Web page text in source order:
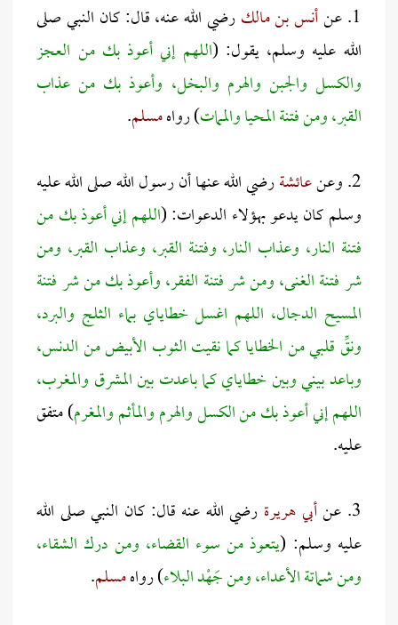
1. عن
أنس بن مالكرضي الله عنه، قال: كان النبي صلى
الله عليه وسلم، يقول: (اللهم إني أعوذ بك من العجز
والكسل والجبن والهرم والبخل، وأعوذ بك من عذاب
القبر، ومن فتنة المحيا والممات) رواهمسلم.
2. وعن
عائشةرضي الله عنها أن رسول الله صلى الله عليه
وسلم كان يدعو بهؤلاء الدعوات: (اللهم إني أعوذ بك من
فتنة النار، وعذاب النار، وفتنة القبر، وعذاب القبر، ومن
شر فتنة الغنى، ومن شر فتنة الفقر، وأعوذ بك من شر فتنة
المسيح الدجال، اللهم اغسل خطاياي بماء الثلج والبرد،
ونقِّ قلبي من الخطايا كما نقيت الثوب الأبيض من الدنس،
وباعد بيني وبين خطاياي كما باعدت بين المشرق والمغرب،
اللهم إني أعوذ بك من الكسل والهرم والمأثم والمغرم) متفق
عليه.
3. عن
أبي هريرة رضي الله عنه قال: كان النبي صلى الله
عليه وسلم: (يتعوذ من سوء القضاء، ومن درك الشقاء،
ومن شماتة الأعداء، ومن جَهْد البلاء) رواهمسلم.